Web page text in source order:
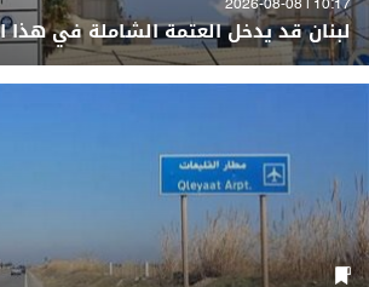
10:17 | 2026-08-08
لبنان قد يدخل العتمة الشاملة في هذا